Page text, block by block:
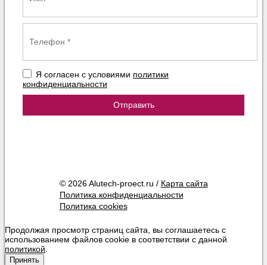
Я согласен с условиями политики
конфиденциальности
Отправить
© 2026 Alutech-proect.ru / Карта сайта
Политика конфиденциальности
Политика cookies
Продолжая просмотр страниц сайта, вы соглашаетесь с
использованием файлов cookie в соответствии с данной
политикой
Принять